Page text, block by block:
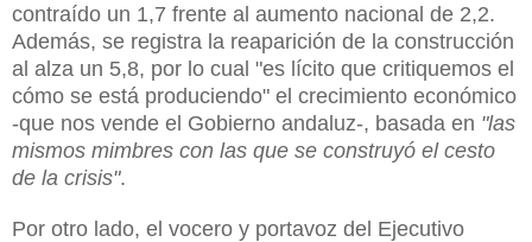
contraído un 1,7 frente al aumento nacional de 2,2.
Además, se registra la reaparición de la construcción
al alza un 5,8, por lo cual "es lícito que critiquemos el
cómo se está produciendo" el crecimiento económico
-que nos vende el Gobierno andaluz-, basada en "las
mismos mimbres con las que se construyó el cesto
de la crisis".
Por otro lado, el vocero y portavoz del Ejecutivo